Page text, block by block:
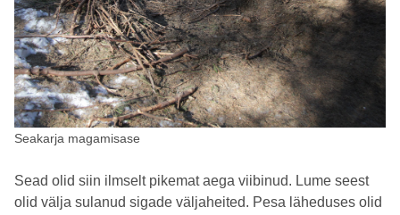
Seakarja magamisase
Sead olid siin ilmselt pikemat aega viibinud. Lume seest
olid välja sulanud sigade väljaheited. Pesa läheduses olid